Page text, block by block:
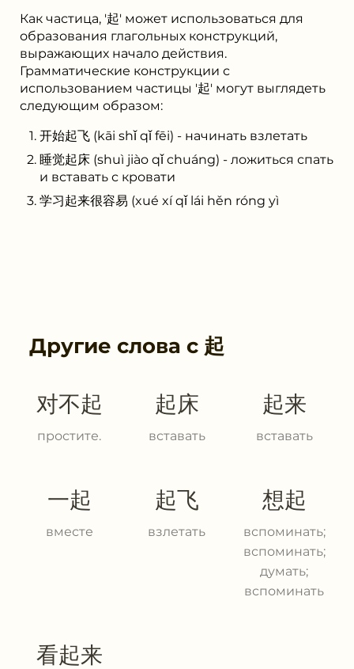
Как частица, '起' может использоваться для
образования глагольных конструкций,
выражающих начало действия.
Грамматические конструкции с
использованием частицы '起' могут выглядеть
следующим образом:
开始起飞 (kāi shǐ qǐ fēi) - начинать взлетать
睡觉起床 (shuì jiào qǐ chuáng) - ложиться спать
и вставать с кровати
学习起来很容易 (xué xí qǐ lái hěn róng yì
Другие слова с 起
对不起
простите.
起床
вставать
起来
вставать
一起
вместе
起飞
взлетать
想起
вспоминать;
вспоминать;
думать;
вспоминать
看起来